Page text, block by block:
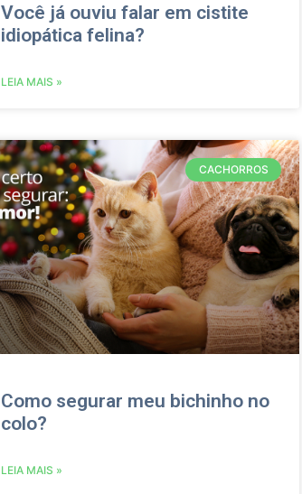
Você já ouviu falar em cistite
idiopática felina?
LEIA MAIS »
CACHORROS
Como segurar meu bichinho no
colo?
LEIA MAIS »